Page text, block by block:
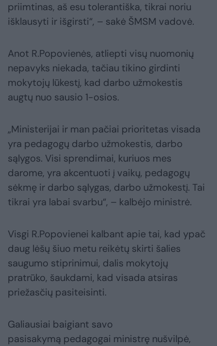
priimtinas, aš esu tolerantiška, tikrai noriu
išklausyti ir išgirsti“, – sakė ŠMSM vadovė.
Anot R.Popovienės, atliepti visų nuomonių
nepavyks niekada, tačiau tikino girdinti
mokytojų lūkestį, kad darbo užmokestis
augtų nuo sausio 1-osios.
„Ministerijai ir man pačiai prioritetas visada
yra pedagogų darbo užmokestis, darbo
sąlygos. Visi sprendimai, kuriuos mes
darome, yra akcentuoti į vaikų, pedagogų
sėkmę ir darbo sąlygas, darbo užmokestį. Tai
tikrai yra labai svarbu“, – kalbėjo ministrė.
Visgi R.Popovienei kalbant apie tai, kad ypač
daug lėšų šiuo metu reikėtų skirti šalies
saugumo stiprinimui, dalis mokytojų
pratrūko, šaukdami, kad visada atsiras
priežasčių pasiteisinti.
Galiausiai baigiant savo
pasisakymą pedagogai ministrę nušvilpė,